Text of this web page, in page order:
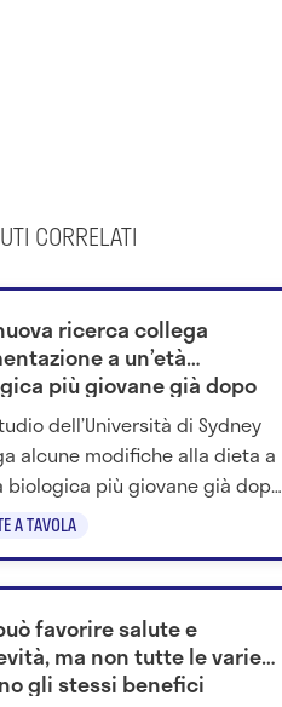
CORRELATI
A TAVOLA
ricerca collega
a un’età
più giovane già dopo
settimane
dell’Università di Sydney
alcune modifiche alla dieta a
biologica più giovane già dopo
settimane.
favorire salute e
ma non tutte le varietà
gli stessi benefici